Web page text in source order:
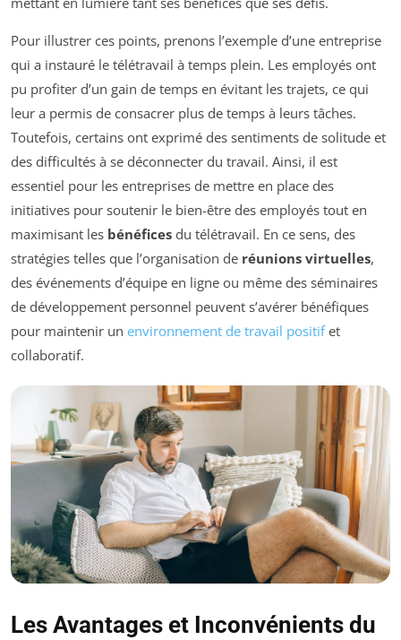
Pour illustrer ces points, prenons l’exemple d’une entreprise
qui a instauré le télétravail à temps plein. Les employés ont
pu profiter d’un gain de temps en évitant les trajets, ce qui
leur a permis de consacrer plus de temps à leurs tâches.
Toutefois, certains ont exprimé des sentiments de solitude et
des difficultés à se déconnecter du travail. Ainsi, il est
essentiel pour les entreprises de mettre en place des
initiatives pour soutenir le bien-être des employés tout en
maximisant les bénéfices du télétravail. En ce sens, des
stratégies telles que l’organisation de réunions virtuelles,
des événements d’équipe en ligne ou même des séminaires
de développement personnel peuvent s’avérer bénéfiques
pour maintenir un environnement de travail positifet
collaboratif.
Les Avantages et Inconvénients du